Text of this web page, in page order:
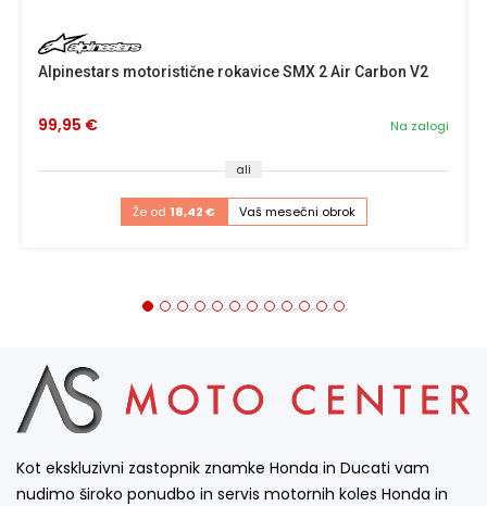
Alpinestars motoristične rokavice SMX 2 Air Carbon V2
Na zalogi
99,95 €
ali
Že od 18,42 € Vaš mesečni obrok
Kot ekskluzivni zastopnik znamke Honda in Ducati vam
nudimo široko ponudbo in servis motornih koles Honda in